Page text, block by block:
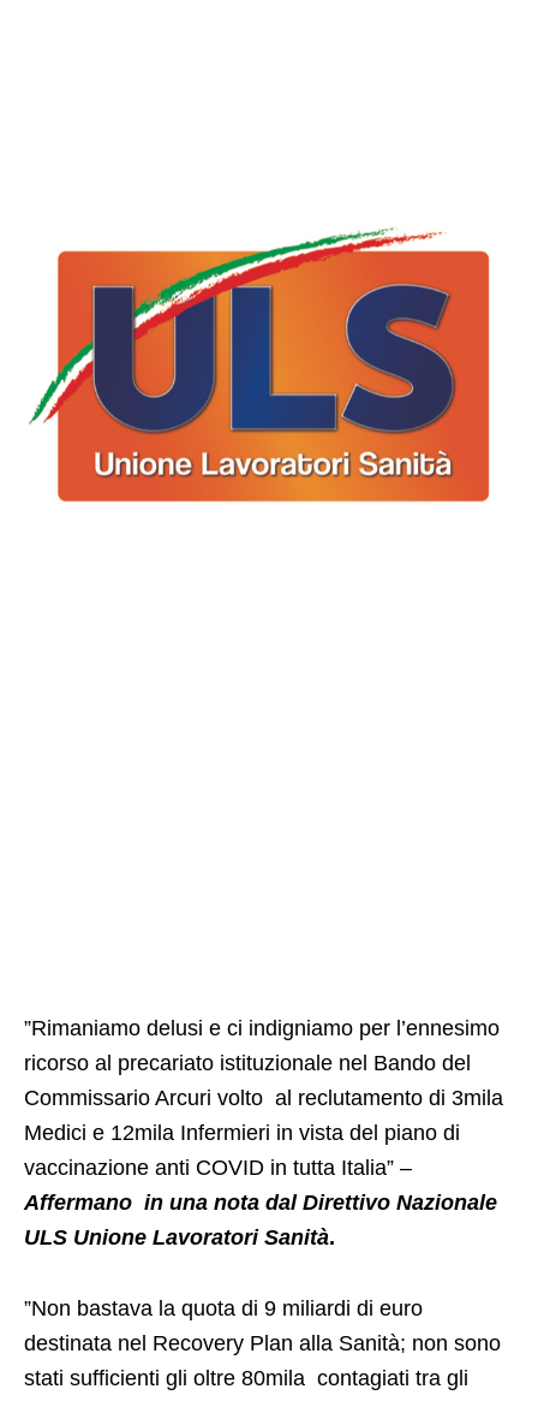
”Rimaniamo delusi e ci indigniamo per l’ennesimo
ricorso al precariato istituzionale nel Bando del
Commissario Arcuri volto al reclutamento di 3mila
Medici e 12mila Infermieri in vista del piano di
vaccinazione anti COVID in tutta Italia” –
Affermano in una nota dal Direttivo Nazionale
ULS Unione Lavoratori Sanità.
”Non bastava la quota di 9 miliardi di euro
destinata nel Recovery Plan alla Sanità; non sono
stati sufficienti gli oltre 80mila contagiati tra gli